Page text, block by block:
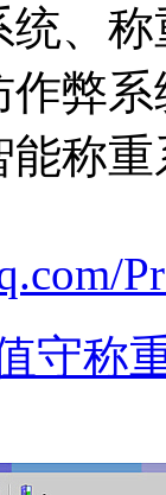
统、
弊
能称
守称